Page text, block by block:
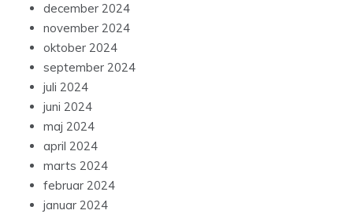
december 2024
november 2024
oktober 2024
september 2024
juli 2024
juni 2024
maj 2024
april 2024
marts 2024
februar 2024
januar 2024